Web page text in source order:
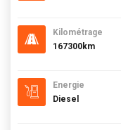
Kilométrage
167300km
Energie
Diesel